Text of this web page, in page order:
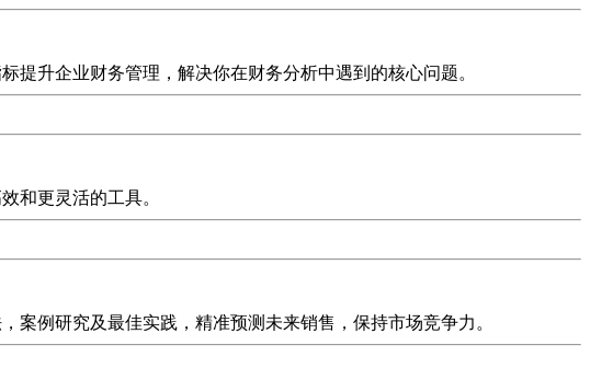
升企业财务管理，解决你在财务分析中遇到的核心问题。
和更灵活的工具。
例研究及最佳实践，精准预测未来销售，保持市场竞争力。